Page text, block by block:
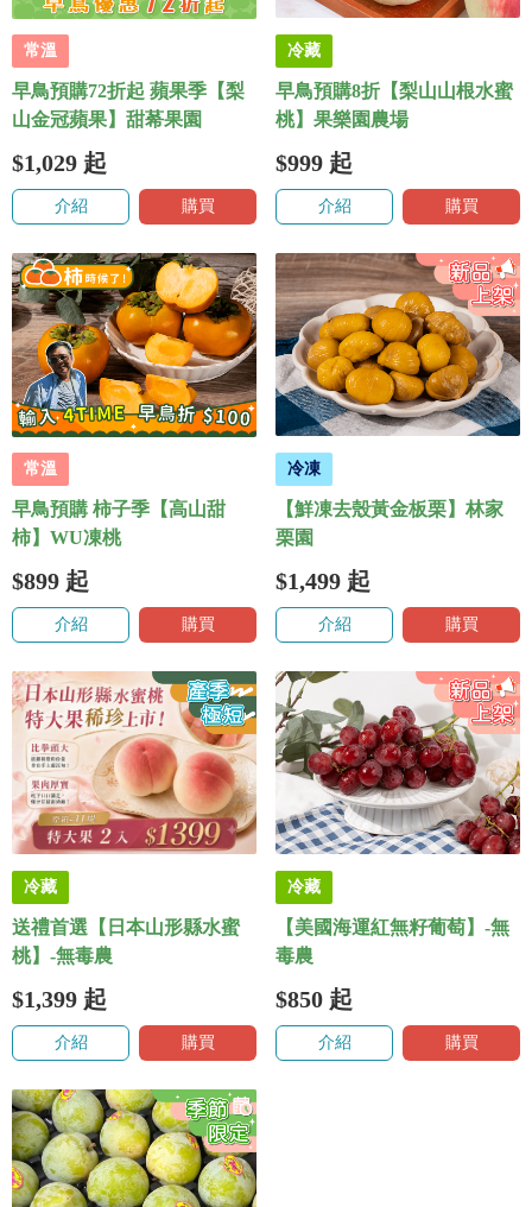
常溫
早鳥預購72折起 蘋果季【梨
山金冠蘋果】甜莃果園
$1,029 起
介紹 購買
冷藏
早鳥預購8折【梨山山根水蜜
桃】果樂園農場
$999 起
介紹 購買
常溫
早鳥預購 柿子季【高山甜
柿】WU凍桃
$899 起
介紹 購買
冷凍
【鮮凍去殼黃金板栗】林家
栗園
$1,499 起
介紹 購買
冷藏
送禮首選【日本山形縣水蜜
桃】-無毒農
$1,399 起
介紹 購買
冷藏
【美國海運紅無籽葡萄】-無
毒農
$850 起
介紹 購買